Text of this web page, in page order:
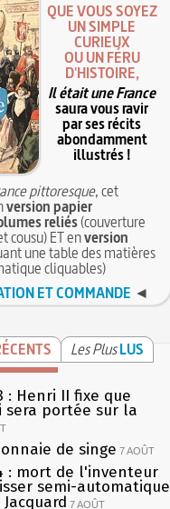
QUE VOUS SOYEZ
UN SIMPLE
CURIEUX
OU UN FÉRU
D'HISTOIRE,
Il était une France
saura vous ravir
par ses récits
abondamment
illustrés !
pittoresque, cet
version papier
reliés(couverture
cousu) ET enversion
une table des matières
cliquables)
ET COMMANDE ◄
Les Plus LUS
: Henri II fixe que
sera portée sur la
de singe 7 AOÛT
: mort de l'inventeur
semi-automatique
7 AOÛT